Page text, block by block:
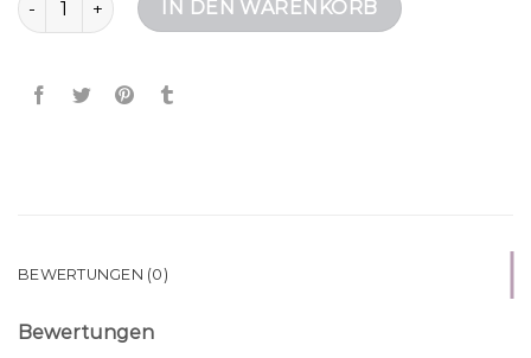
IN DEN WARENKORB
BEWERTUNGEN (0)
Bewertungen